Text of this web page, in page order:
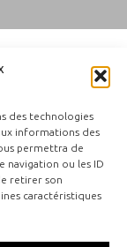
des technologies
informations des
permettra de
navigation ou les ID
retirer son
caractéristiques